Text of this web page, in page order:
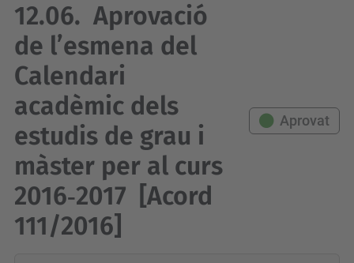
12.06. Aprovació
de l’esmena del
Calendari
acadèmic dels
estudis de grau i
màster per al curs
2016‐2017
[Acord
111/2016]
Aprovat